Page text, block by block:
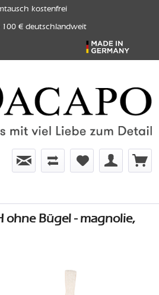
kostenfrei
100 € deutschlandweit
ohne Bügel - magnolie,